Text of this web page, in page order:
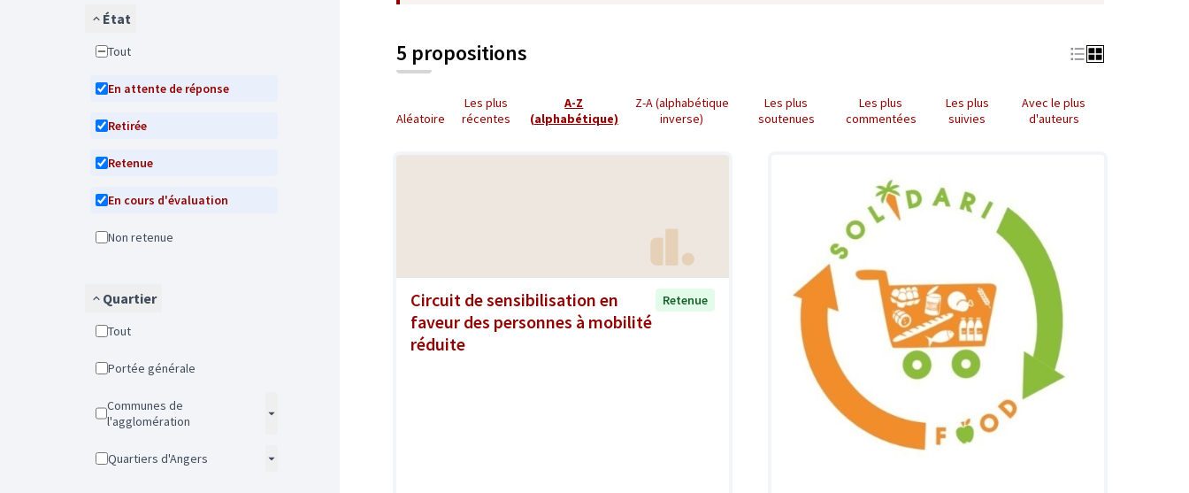
État
Tout
En attente de réponse
Retirée
Retenue
En cours d'évaluation
Non retenue
Quartier
Tout
Portée générale
Communes de
l'agglomération
Quartiers d'Angers
5 propositions
Aléatoire
Les plus
récentes
A-Z
(alphabétique)
Z-A (alphabétique
inverse)
Les plus
soutenues
Les plus
commentées
Les plus
suivies
Avec le plus
d'auteurs
Circuit de sensibilisation en
faveur des personnes à mobilité
réduite
Retenue